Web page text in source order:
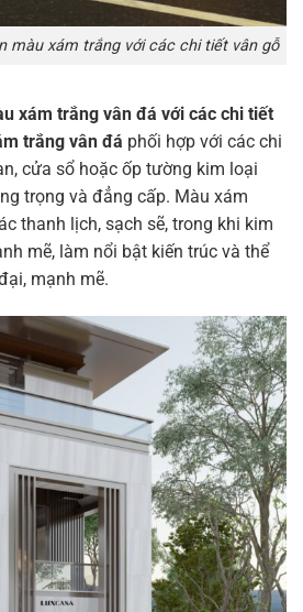
màu xám trắng với các chi tiết vân gỗ
xám trắng vân đá với các chi tiết
trắng vân đá phối hợp với các chi
cửa sổ hoặc ốp tường kim loại
trọng và đẳng cấp. Màu xám
thanh lịch, sạch sẽ, trong khi kim
mẽ, làm nổi bật kiến trúc và thể
mạnh mẽ.